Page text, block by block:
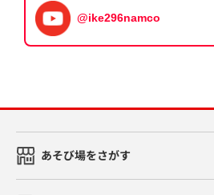
@ike296namco
あそび場をさがす